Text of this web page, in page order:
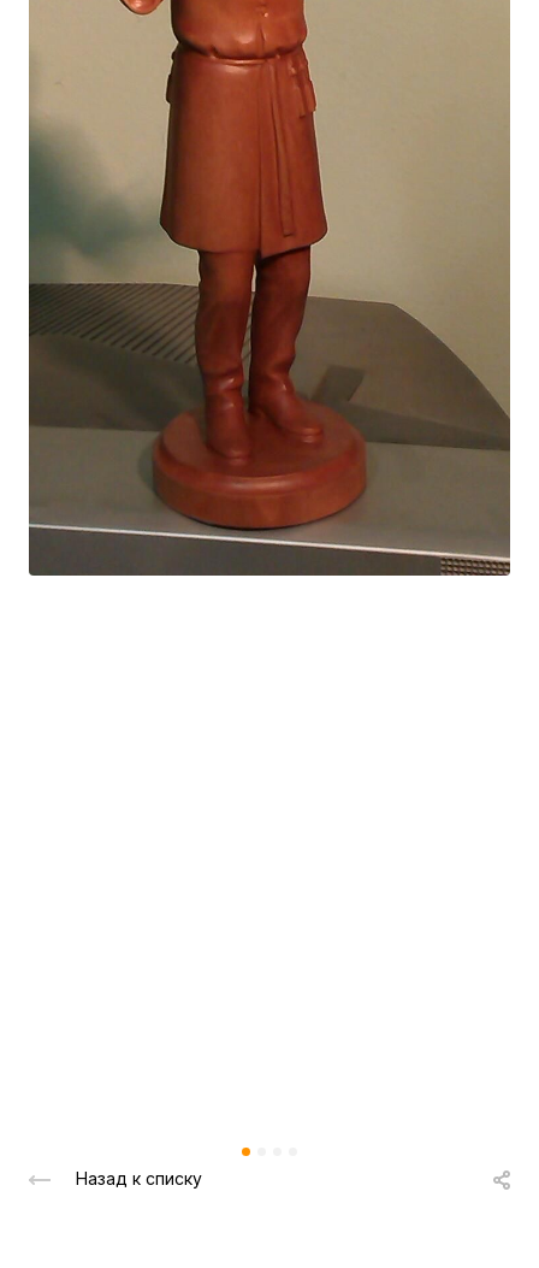
Назад к списку